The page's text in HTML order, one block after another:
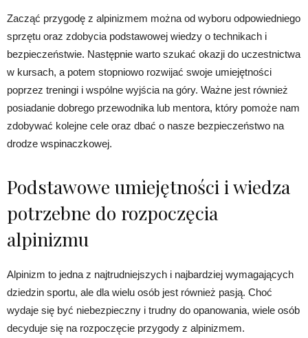
Zacząć przygodę z alpinizmem można od wyboru odpowiedniego
sprzętu oraz zdobycia podstawowej wiedzy o technikach i
bezpieczeństwie. Następnie warto szukać okazji do uczestnictwa
w kursach, a potem stopniowo rozwijać swoje umiejętności
poprzez treningi i wspólne wyjścia na góry. Ważne jest również
posiadanie dobrego przewodnika lub mentora, który pomoże nam
zdobywać kolejne cele oraz dbać o nasze bezpieczeństwo na
drodze wspinaczkowej.
Podstawowe umiejętności i wiedza
potrzebne do rozpoczęcia
alpinizmu
Alpinizm to jedna z najtrudniejszych i najbardziej wymagających
dziedzin sportu, ale dla wielu osób jest również pasją. Choć
wydaje się być niebezpieczny i trudny do opanowania, wiele osób
decyduje się na rozpoczęcie przygody z alpinizmem.